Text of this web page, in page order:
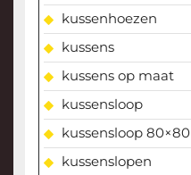
kussenhoezen
kussens
kussens op maat
kussensloop
kussensloop 80×80
kussenslopen